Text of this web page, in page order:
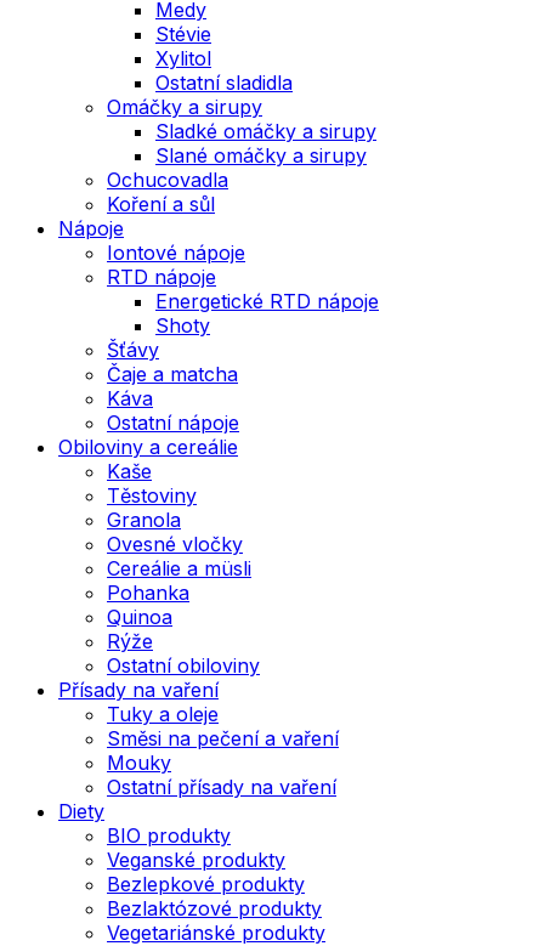
Medy
Stévie
Xylitol
Ostatní sladidla
Omáčky a sirupy
Sladké omáčky a sirupy
Slané omáčky a sirupy
Ochucovadla
Koření a sůl
Nápoje
Iontové nápoje
RTD nápoje
Energetické RTD nápoje
Shoty
Šťávy
Čaje a matcha
Káva
Ostatní nápoje
Obiloviny a cereálie
Kaše
Těstoviny
Granola
Ovesné vločky
Cereálie a müsli
Pohanka
Quinoa
Rýže
Ostatní obiloviny
Přísady na vaření
Tuky a oleje
Směsi na pečení a vaření
Mouky
Ostatní přísady na vaření
Diety
BIO produkty
Veganské produkty
Bezlepkové produkty
Bezlaktózové produkty
Vegetariánské produkty